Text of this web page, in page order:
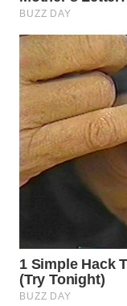
WN
KARAWANG
WN
BEKASI
WN
BOGOR
TAPANULI
UTARA